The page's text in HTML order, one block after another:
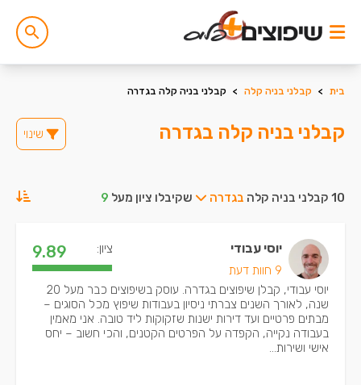
בית > קבלני בניה קלה > קבלני בניה קלה בגדרה
קבלני בניה קלה בגדרה שינוי
10 קבלני בניה קלה בגדרה שקיבלו ציון מעל 9
יוסי עבודי
9 חוות דעת
ציון: 9.89
יוסי עבודי, קבלן שיפוצים בגדרה. עוסק בשיפוצים כבר מעל 20
שנה, לאורך השנים צברתי ניסיון בעבודות שיפוץ מכל הסוגים –
מבתים פרטיים ועד דירות ישנות שזקוקות ליד טובה. אני מאמין
בעבודה נקייה, הקפדה על הפרטים הקטנים, והכי חשוב – יחס
אישי ושירות...